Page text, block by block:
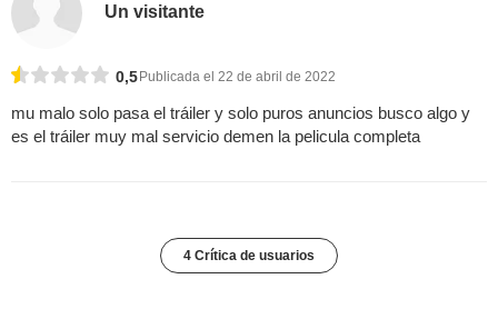
Un visitante
0,5 Publicada el 22 de abril de 2022
mu malo solo pasa el tráiler y solo puros anuncios busco algo y
es el tráiler muy mal servicio demen la pelicula completa
4 Crítica de usuarios